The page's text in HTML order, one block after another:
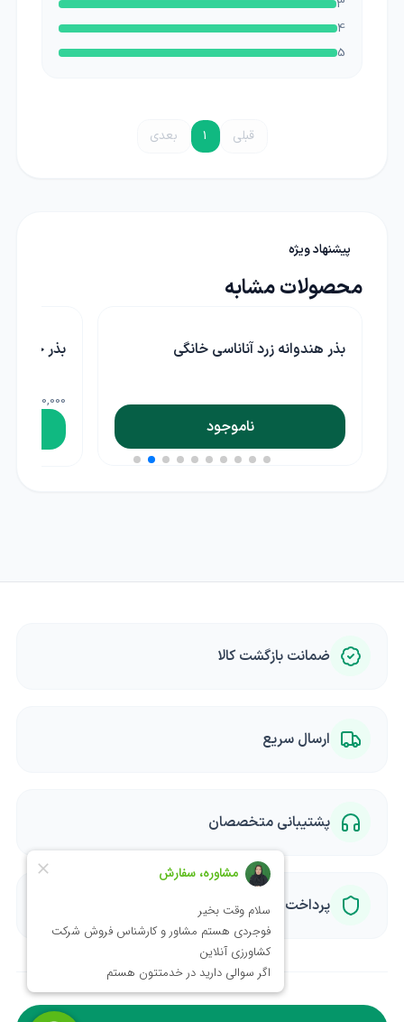
3
4
5
قبلی 1 بعدی
پیشنهاد ویژه
محصولات مشابه
بذر هندوانه زرد آناناسی خانگی
ناموجود
بذر خانگی
30,000 ریال
ضمانت بازگشت کالا
ارسال سریع
پشتیبانی متخصصان
پرداخت امن